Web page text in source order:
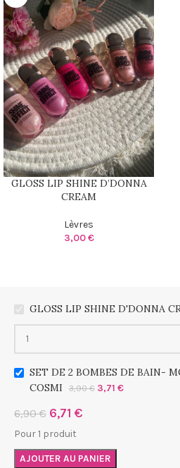
GLOSS LIP SHINE D’DONNA
CREAM
Lèvres
3,00€
GLOSS LIP SHINE D'DONNA
SET DE 2 BOMBES DE BAIN-
COSMI
3,90€ 3,71 €
6,90€ 6,71 €
Pour 1 produit
AJOUTER AU PANIER